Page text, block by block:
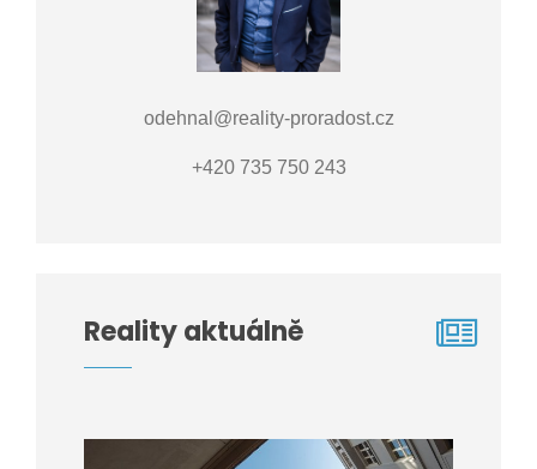
odehnal@reality-proradost.cz
+420 735 750 243
Reality aktuálně